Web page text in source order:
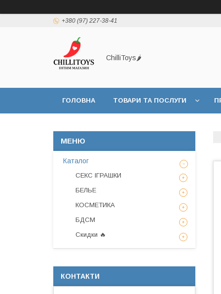
+380 (97) 227-38-41
ChilliToys🌶️
ГОЛОВНА ТОВАРИ ТА ПОСЛУГИ
Каталог
СЕКС ІГРАШКИ
БЕЛЬЕ
КОСМЕТИКА
БДСМ
Скидки 🔥
КОНТАКТИ